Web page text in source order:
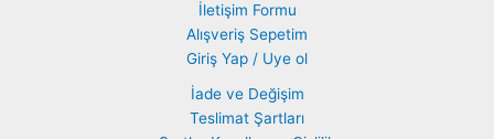
İletişim Formu
Alışveriş Sepetim
Giriş Yap / Uye ol
İade ve Değişim
Teslimat Şartları